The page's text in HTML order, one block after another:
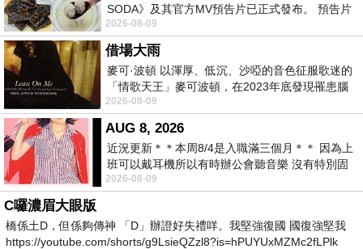
SODA》及其官方MV預告片已正式發布。 預告片
一經發布， 就引發了粉絲們對這次夏季回
2026-08-09
借場大雨
麥可·波頓 以渾厚、低沉、沙啞的音色征服歌迷的
「情歌天王」麥可波頓，在2023年底發現罹患腦
瘤「祈禱早日康復，一切都好」。
2026-08-09
AUG 8, 2026
近況更新＊＊本周8/4是入職滿三個月＊＊ 因為上
班可以戴耳機所以有時辦公會聽音樂 沒有特別固
定哪天但就是一周某一天會固定聽'90
2026-08-09
C囉濃眉大眼版
橋係土D，但係夠傳神 「D」辦證好失禮咩。我堅強復國 國復強堅我
https://youtube.com/shorts/g9LsieQZzl8?is=hPUYUxMZMc2fLPlk